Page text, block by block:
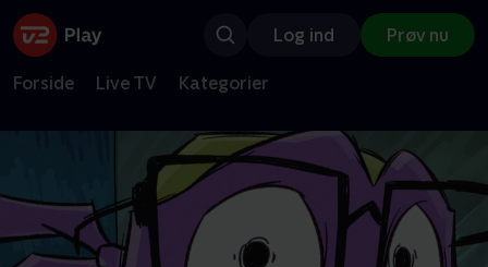
Log ind Prøv nu
Forside Live TV Kategorier